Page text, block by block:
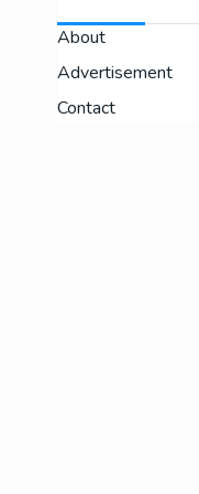
About
Advertisement
Contact